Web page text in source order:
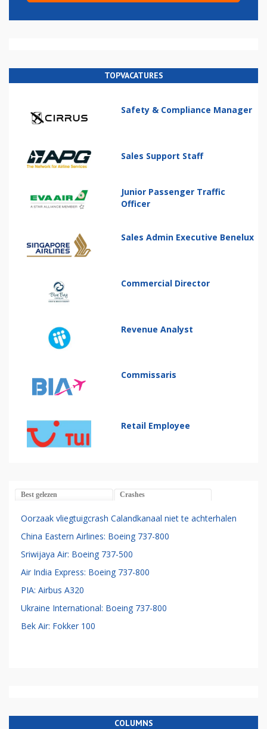
TOPVACATURES
Safety & Compliance Manager
Sales Support Staff
Junior Passenger Traffic
Officer
Sales Admin Executive Benelux
Commercial Director
Revenue Analyst
Commissaris
Retail Employee
Best gelezen Crashes
Oorzaak vliegtuigcrash Calandkanaal niet te achterhalen
China Eastern Airlines: Boeing 737-800
Sriwijaya Air: Boeing 737-500
Air India Express: Boeing 737-800
PIA: Airbus A320
Ukraine International: Boeing 737-800
Bek Air: Fokker 100
COLUMNS